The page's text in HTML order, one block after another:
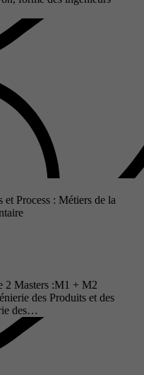
Process : Métiers de la
2 Masters :M1 + M2
des Produits et des
des…